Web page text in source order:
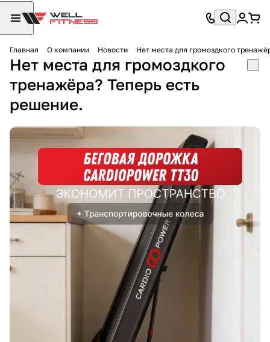
Главная О компании Новости Нет места для громоздкого
Нет места для громоздкого
тренажёра? Теперь есть
решение.